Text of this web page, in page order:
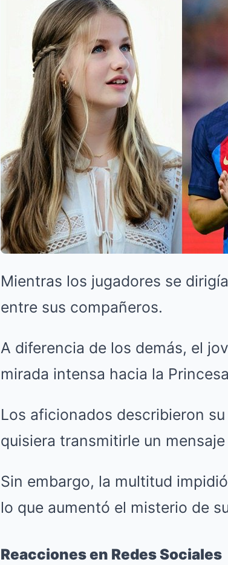
Mientras los jugadores se
entre sus compañeros.
A diferencia de los demás, el
mirada intensa hacia la
Los aficionados describieron
quisiera transmitirle un
Sin embargo, la multitud
lo que aumentó el misterio de
Reacciones en Redes Sociales